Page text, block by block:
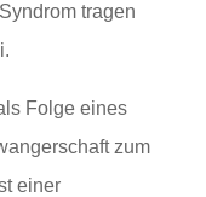
tragen
Folge eines
zum
einer